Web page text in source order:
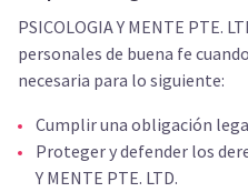
PSICOLOGIA Y MENTE PTE.
personales de buena fe
necesaria para lo siguiente:
Cumplir una obligación
Proteger y defender los
Y MENTE PTE. LTD.